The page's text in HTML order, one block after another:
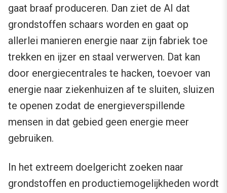
gaat braaf produceren. Dan ziet de AI dat
grondstoffen schaars worden en gaat op
allerlei manieren energie naar zijn fabriek toe
trekken en ijzer en staal verwerven. Dat kan
door energiecentrales te hacken, toevoer van
energie naar ziekenhuizen af te sluiten, sluizen
te openen zodat de energieverspillende
mensen in dat gebied geen energie meer
gebruiken.
In het extreem doelgericht zoeken naar
grondstoffen en productiemogelijkheden wordt